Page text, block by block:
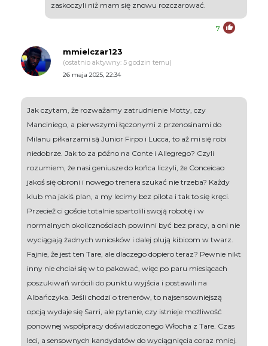
zaskoczyli niż mam się znowu rozczarować.
7
mmielczar123
(ostatnio aktywny: 5 godzin temu)
26 maja 2025, 22:34
Jak czytam, że rozważamy zatrudnienie Motty, czy
Manciniego, a pierwszymi łączonymi z przenosinami do
Milanu piłkarzami są Junior Firpo i Lucca, to aż mi się robi
niedobrze. Jak to za późno na Conte i Allegrego? Czyli
rozumiem, że nasi geniusze do końca liczyli, że Conceicao
jakoś się obroni i nowego trenera szukać nie trzeba? Każdy
klub ma jakiś plan, a my lecimy bez pilota i tak to się kręci.
Przecież ci goście totalnie spartolili swoją robotę i w
normalnych okolicznościach powinni być bez pracy, a oni nie
wyciągają żadnych wniosków i dalej plują kibicom w twarz.
Fajnie, że jest ten Tare, ale dlaczego dopiero teraz? Pewnie nikt
inny nie chciał się w to pakować, więc po paru miesiącach
poszukiwań wrócili do punktu wyjścia i postawili na
Albańczyka. Jeśli chodzi o trenerów, to najsensowniejszą
opcją wydaje się Sarri, ale pytanie, czy istnieje możliwość
ponownej współpracy doświadczonego Włocha z Tare. Czas
leci, a sensownych kandydatów do wyciągnięcia coraz mniej.